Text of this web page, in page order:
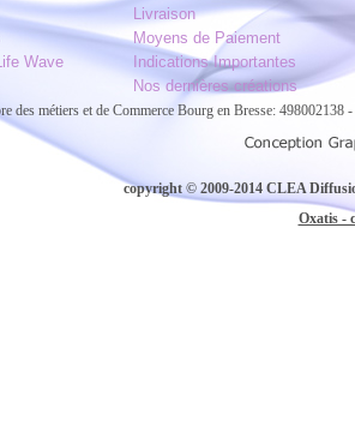
Livraison
Moyens de Paiement
Wave
Indications Importantes
Nos dernières créations
des métiers et de Commerce Bourg en Bresse: 498002138
copyright © 2009-2014 CLEA
Oxatis -